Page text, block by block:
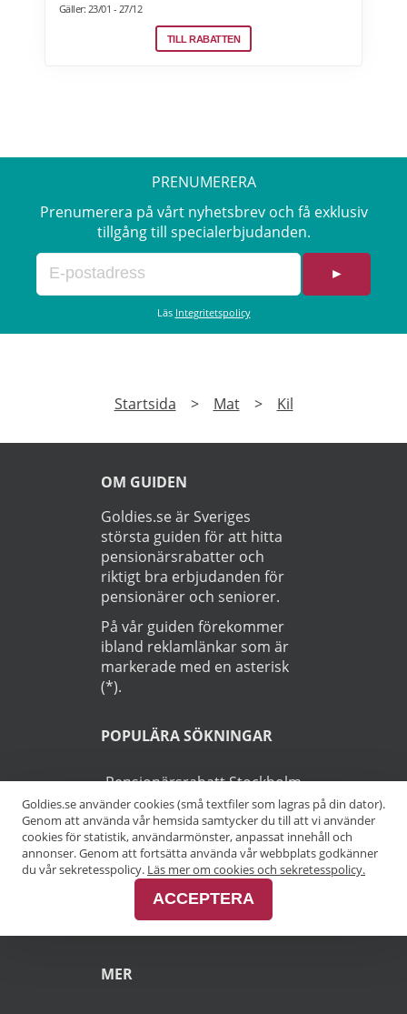
Efter att du klickat på "Till rabatten" får du en
Gäller: 23/01 - 27/12
TILL RABATTEN
PRENUMERERA
Prenumerera på vårt nyhetsbrev och få exklusiv
tillgång till specialerbjudanden.
►
Läs Integritetspolicy
Startsida > Mat > Kil
OM GUIDEN
Goldies.se är Sveriges
största guiden för att hitta
pensionärsrabatter och
riktigt bra erbjudanden för
pensionärer och seniorer.
På vår guiden förekommer
ibland reklamlänkar som är
markerade med en asterisk
(*).
POPULÄRA SÖKNINGAR
Pensionärsrabatt Stockholm
Pensionärsrabatt Göteborg
Pensionärsrabatt Malmö
Pensionärsrabatt Skåne
MER
Goldies.se använder cookies (små textfiler som lagras på din dator).
Genom att använda vår hemsida samtycker du till att vi använder
cookies för statistik, användarmönster, anpassat innehåll och
annonser. Genom att fortsätta använda vår webbplats godkänner
du vår sekretesspolicy. Läs mer om cookies och sekretesspolicy.
ACCEPTERA